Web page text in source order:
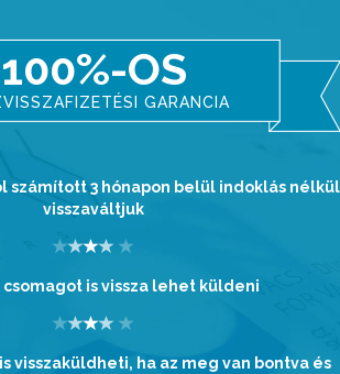
100%-OS
GARANCIA
számított 3 hónapon belül indoklás nélkül
visszaváltjuk
is vissza lehet küldeni
visszaküldheti, ha az meg van bontva és